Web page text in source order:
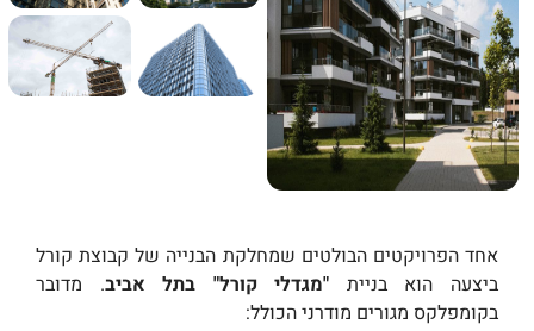
אחד הפרויקטים הבולטים שמחלקת הבנייה של קבוצת קורל
ביצעה הוא בניית "מגדלי קורל" בתל אביב. מדובר
בקומפלקס מגורים מודרני הכולל: